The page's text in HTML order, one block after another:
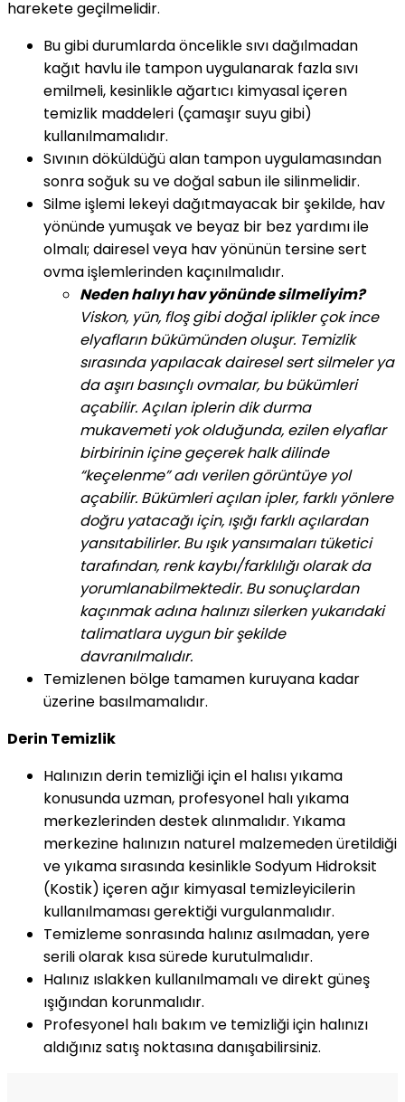
harekete geçilmelidir.
Bu gibi durumlarda öncelikle sıvı dağılmadan
kağıt havlu ile tampon uygulanarak fazla sıvı
emilmeli, kesinlikle ağartıcı kimyasal içeren
temizlik maddeleri (çamaşır suyu gibi)
kullanılmamalıdır.
Sıvının döküldüğü alan tampon uygulamasından
sonra soğuk su ve doğal sabun ile silinmelidir.
Silme işlemi lekeyi dağıtmayacak bir şekilde, hav
yönünde yumuşak ve beyaz bir bez yardımı ile
olmalı; dairesel veya hav yönünün tersine sert
ovma işlemlerinden kaçınılmalıdır.
Neden halıyı hav yönünde silmeliyim?
Viskon, yün, floş gibi doğal iplikler çok ince
elyafların bükümünden oluşur. Temizlik
sırasında yapılacak dairesel sert silmeler ya
da aşırı basınçlı ovmalar, bu bükümleri
açabilir. Açılan iplerin dik durma
mukavemeti yok olduğunda, ezilen elyaflar
birbirinin içine geçerek halk dilinde
“keçelenme” adı verilen görüntüye yol
açabilir. Bükümleri açılan ipler, farklı yönlere
doğru yatacağı için, ışığı farklı açılardan
yansıtabilirler. Bu ışık yansımaları tüketici
tarafından, renk kaybı/farklılığı olarak da
yorumlanabilmektedir. Bu sonuçlardan
kaçınmak adına halınızı silerken yukarıdaki
talimatlara uygun bir şekilde
davranılmalıdır.
Temizlenen bölge tamamen kuruyana kadar
üzerine basılmamalıdır.
Derin Temizlik
Halınızın derin temizliği için el halısı yıkama
konusunda uzman, profesyonel halı yıkama
merkezlerinden destek alınmalıdır. Yıkama
merkezine halınızın naturel malzemeden üretildiği
ve yıkama sırasında kesinlikle Sodyum Hidroksit
(Kostik) içeren ağır kimyasal temizleyicilerin
kullanılmaması gerektiği vurgulanmalıdır.
Temizleme sonrasında halınız asılmadan, yere
serili olarak kısa sürede kurutulmalıdır.
Halınız ıslakken kullanılmamalı ve direkt güneş
ışığından korunmalıdır.
Profesyonel halı bakım ve temizliği için halınızı
aldığınız satış noktasına danışabilirsiniz.